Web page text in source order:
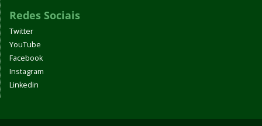
Redes Sociais
Twitter
YouTube
Facebook
Instagram
Linkedin